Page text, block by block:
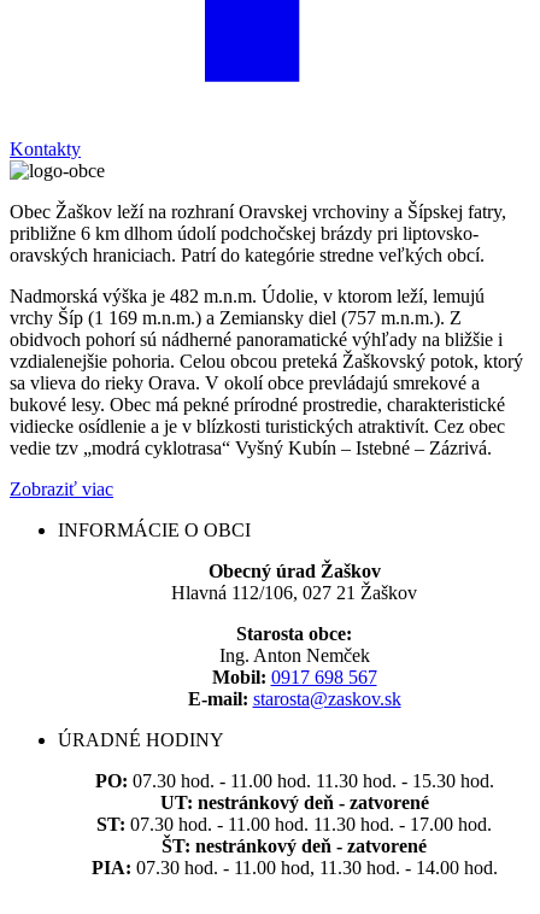
Kontakty
Obec Žaškov leží na rozhraní Oravskej vrchoviny a Šípskej fatry,
približne 6 km dlhom údolí podchočskej brázdy pri liptovsko-
oravských hraniciach. Patrí do kategórie stredne veľkých obcí.
Nadmorská výška je 482 m.n.m. Údolie, v ktorom leží, lemujú
vrchy Šíp (1 169 m.n.m.) a Zemiansky diel (757 m.n.m.). Z
obidvoch pohorí sú nádherné panoramatické výhľady na bližšie i
vzdialenejšie pohoria. Celou obcou preteká Žaškovský potok, ktorý
sa vlieva do rieky Orava. V okolí obce prevládajú smrekové a
bukové lesy. Obec má pekné prírodné prostredie, charakteristické
vidiecke osídlenie a je v blízkosti turistických atraktivít. Cez obec
vedie tzv „modrá cyklotrasa“ Vyšný Kubín – Istebné – Zázrivá.
Zobraziť viac
INFORMÁCIE O OBCI
Obecný úrad Žaškov
Hlavná 112/106, 027 21 Žaškov
Starosta obce:
Ing. Anton Nemček
Mobil: 0917 698 567
E-mail: starosta@zaskov.sk
ÚRADNÉ HODINY
PO: 07.30 hod. - 11.00 hod. 11.30 hod. - 15.30 hod.
UT: nestránkový deň - zatvorené
ST: 07.30 hod. - 11.00 hod. 11.30 hod. - 17.00 hod.
ŠT: nestránkový deň - zatvorené
PIA: 07.30 hod. - 11.00 hod, 11.30 hod. - 14.00 hod.